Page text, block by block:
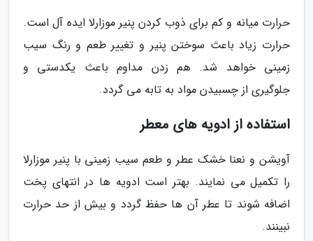
حرارت میانه و کم برای ذوب کردن پنیر موزارلا ایده آل است.
حرارت زیاد باعث سوختن پنیر و تغییر طعم و رنگ سیب
زمینی خواهد شد. هم زدن مداوم باعث یکدستی و
جلوگیری از چسبیدن مواد به تابه می گردد.
استفاده از ادویه های معطر
آویشن و نعنا خشک عطر و طعم سیب زمینی با پنیر موزارلا
را تکمیل می نمایند. بهتر است ادویه ها در انتهای پخت
اضافه شوند تا عطر آن ها حفظ گردد و بیش از حد حرارت
نبینند.